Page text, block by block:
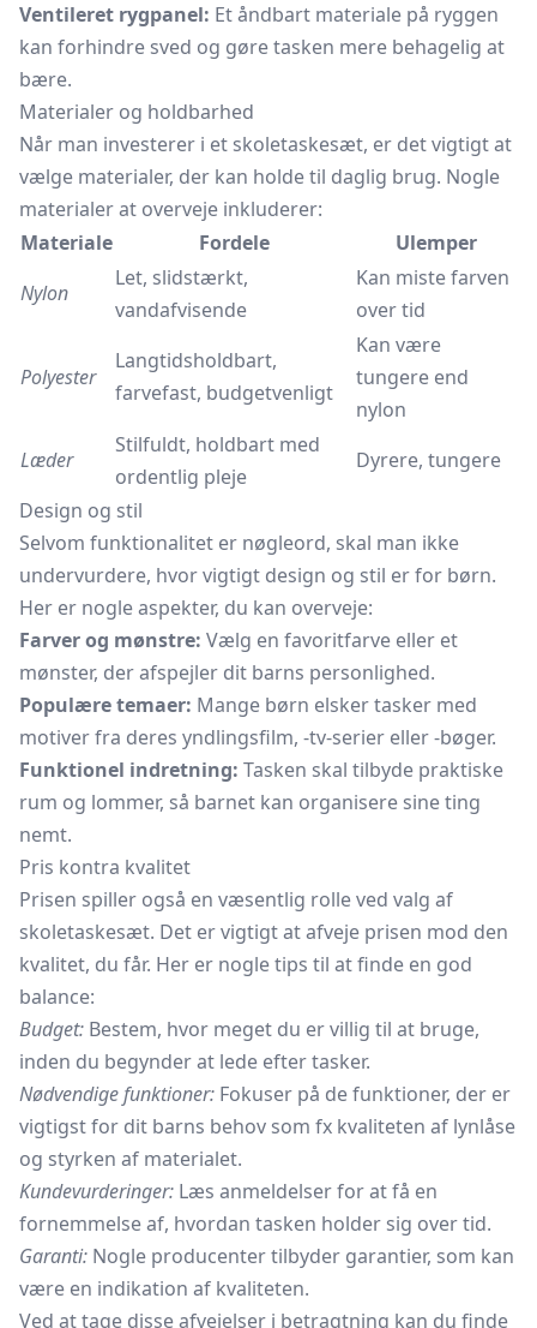
Ventileret rygpanel: Et åndbart materiale på ryggen
kan forhindre sved og gøre tasken mere behagelig at
bære.
Materialer og holdbarhed
Når man investerer i et skoletaskesæt, er det vigtigt at
vælge materialer, der kan holde til daglig brug. Nogle
materialer at overveje inkluderer:
Materiale
Fordele
Ulemper
Nylon
Let, slidstærkt,
vandafvisende
Kan miste farven
over tid
Polyester
Langtidsholdbart,
farvefast, budgetvenligt
Kan være
tungere end
nylon
Læder
Stilfuldt, holdbart med
ordentlig pleje
Dyrere, tungere
Design og stil
Selvom funktionalitet er nøgleord, skal man ikke
undervurdere, hvor vigtigt design og stil er for børn.
Her er nogle aspekter, du kan overveje:
Farver og mønstre: Vælg en favoritfarve eller et
mønster, der afspejler dit barns personlighed.
Populære temaer: Mange børn elsker tasker med
motiver fra deres yndlingsfilm, -tv-serier eller -bøger.
Funktionel indretning: Tasken skal tilbyde praktiske
rum og lommer, så barnet kan organisere sine ting
nemt.
Pris kontra kvalitet
Prisen spiller også en væsentlig rolle ved valg af
skoletaskesæt. Det er vigtigt at afveje prisen mod den
kvalitet, du får. Her er nogle tips til at finde en god
balance:
Budget: Bestem, hvor meget du er villig til at bruge,
inden du begynder at lede efter tasker.
Nødvendige funktioner: Fokuser på de funktioner, der er
vigtigst for dit barns behov som fx kvaliteten af lynlåse
og styrken af materialet.
Kundevurderinger: Læs anmeldelser for at få en
fornemmelse af, hvordan tasken holder sig over tid.
Garanti: Nogle producenter tilbyder garantier, som kan
være en indikation af kvaliteten.
Ved at tage disse afvejelser i betragtning kan du finde